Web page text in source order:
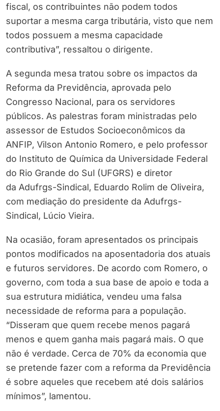
fiscal, os contribuintes não podem todos
suportar a mesma carga tributária, visto que nem
todos possuem a mesma capacidade
contributiva”, ressaltou o dirigente.
A segunda mesa tratou sobre os impactos da
Reforma da Previdência, aprovada pelo
Congresso Nacional, para os servidores
públicos. As palestras foram ministradas pelo
assessor de Estudos Socioeconômicos da
ANFIP, Vilson Antonio Romero, e pelo professor
do Instituto de Química da Universidade Federal
do Rio Grande do Sul (UFGRS) e diretor
da Adufrgs-Sindical, Eduardo Rolim de Oliveira,
com mediação do presidente da Adufrgs-
Sindical, Lúcio Vieira.
Na ocasião, foram apresentados os principais
pontos modificados na aposentadoria dos atuais
e futuros servidores. De acordo com Romero, o
governo, com toda a sua base de apoio e toda a
sua estrutura midiática, vendeu uma falsa
necessidade de reforma para a população.
“Disseram que quem recebe menos pagará
menos e quem ganha mais pagará mais. O que
não é verdade. Cerca de 70% da economia que
se pretende fazer com a reforma da Previdência
é sobre aqueles que recebem até dois salários
mínimos”, lamentou.